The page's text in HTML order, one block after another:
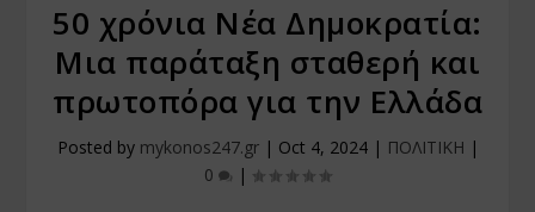
50 χρόνια Νέα Δημοκρατία:
Μια παράταξη σταθερή και
πρωτοπόρα για την Ελλάδα
Posted by mykonos247.gr| Oct 4, 2024| ΠΟΛΙΤΙΚΗ |
0
|